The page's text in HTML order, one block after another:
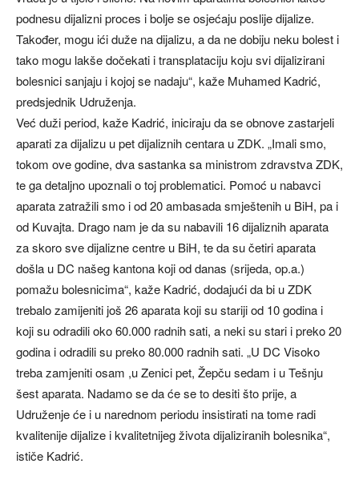
podnesu dijalizni proces i bolje se osjećaju poslije dijalize.
Također, mogu ići duže na dijalizu, a da ne dobiju neku bolest i
tako mogu lakše dočekati i transplataciju koju svi dijalizirani
bolesnici sanjaju i kojoj se nadaju“, kaže Muhamed Kadrić,
predsjednik Udruženja.
Već duži period, kaže Kadrić, iniciraju da se obnove zastarjeli
aparati za dijalizu u pet dijaliznih centara u ZDK. „Imali smo,
tokom ove godine, dva sastanka sa ministrom zdravstva ZDK,
te ga detaljno upoznali o toj problematici. Pomoć u nabavci
aparata zatražili smo i od 20 ambasada smještenih u BiH, pa i
od Kuvajta. Drago nam je da su nabavili 16 dijaliznih aparata
za skoro sve dijalizne centre u BiH, te da su četiri aparata
došla u DC našeg kantona koji od danas (srijeda, op.a.)
pomažu bolesnicima“, kaže Kadrić, dodajući da bi u ZDK
trebalo zamijeniti još 26 aparata koji su stariji od 10 godina i
koji su odradili oko 60.000 radnih sati, a neki su stari i preko 20
godina i odradili su preko 80.000 radnih sati. „U DC Visoko
treba zamjeniti osam ,u Zenici pet, Žepču sedam i u Tešnju
šest aparata. Nadamo se da će se to desiti što prije, a
Udruženje će i u narednom periodu insistirati na tome radi
kvalitenije dijalize i kvalitetnijeg života dijaliziranih bolesnika“,
ističe Kadrić.